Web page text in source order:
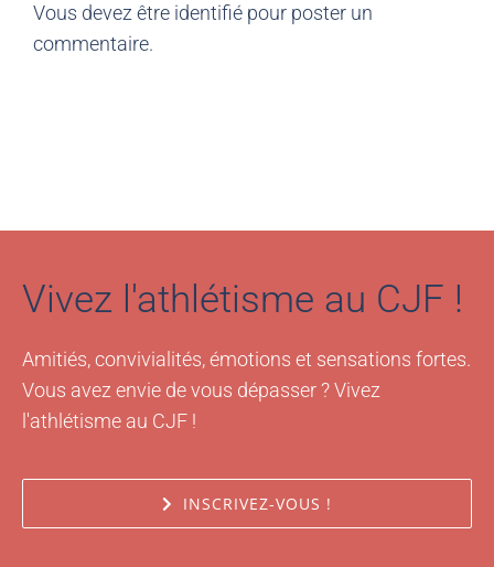
Vous devez être identifié pour poster un
commentaire.
Vivez l'athlétisme au CJF !
Amitiés, convivialités, émotions et sensations fortes.
Vous avez envie de vous dépasser ? Vivez
l'athlétisme au CJF !
INSCRIVEZ-VOUS !